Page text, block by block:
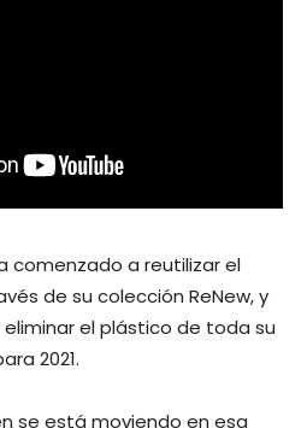
comenzado a reutilizar el
de su colección ReNew, y
el plástico de toda su
2021.
se está moviendo en esa